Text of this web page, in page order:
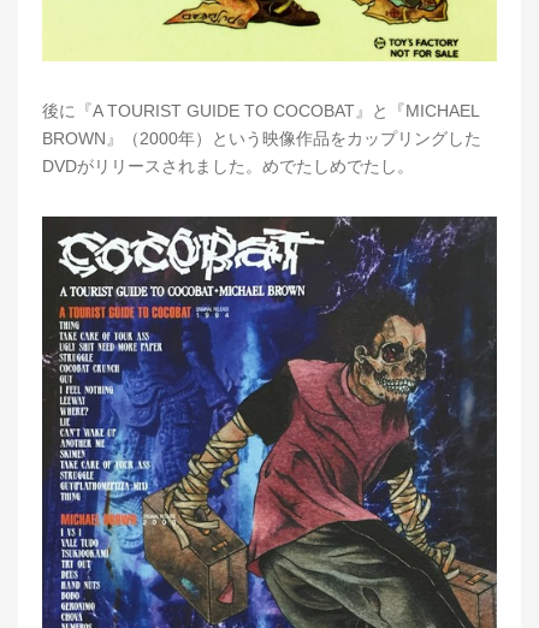
後に『A TOURIST GUIDE TO COCOBAT』と『MICHAEL
BROWN』（2000年）という映像作品をカップリングした
DVDがリリースされました。めでたしめでたし。